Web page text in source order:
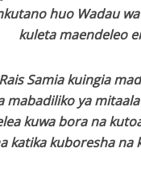
huo Wadau
kuleta maendeleo
Samia kuingia
mabadiliko ya
kuwa bora na
katika kuboresha na